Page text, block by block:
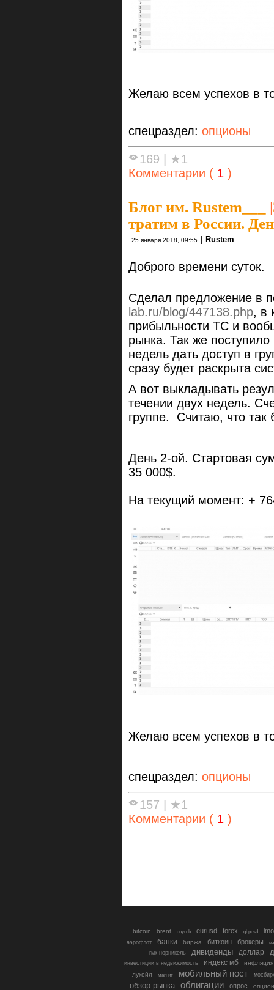
Желаю всем успехов в
спецраздел: опционы
169 | ★1
Комментарии ( 1 )
Блог им. Rustem___ |
тратим в России.
25 января 2018, 09:55 | Rustem
Доброго времени суток.
Сделал предложение в
lab.ru/blog/447138.php, в
прибыльности ТС и
рынка. Так же
недель дать доступ в
сразу будет раскрыта
А вот выкладывать
течении двух недель.
группе. Считаю, что так
День 2-ой. Стартовая
35 000$.
На текущий момент: +
Желаю всем успехов в
спецраздел: опционы
157 | ★1
Комментарии ( 1 )
bitcoin brent cnyrub eurusd forex gbpusd
аэрофлот банки биржа биткоин брокеры
гмк норникель
дивиденды доллар
инвестиции в недвижимость индекс мб
инфляция
лукойл
магнит мобильный пост
обзор рынка облигации опрос